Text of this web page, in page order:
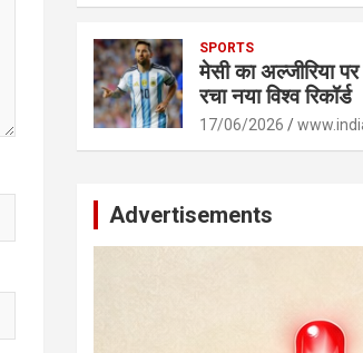
SPORTS
मेसी का अल्जीरिया
रचा नया विश्व रिकॉर्ड
17/06/2026
Advertisements